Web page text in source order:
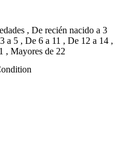
, De recién nacido a 3
a 5 , De 6 a 11 , De 12 a 14 ,
, Mayores de 22